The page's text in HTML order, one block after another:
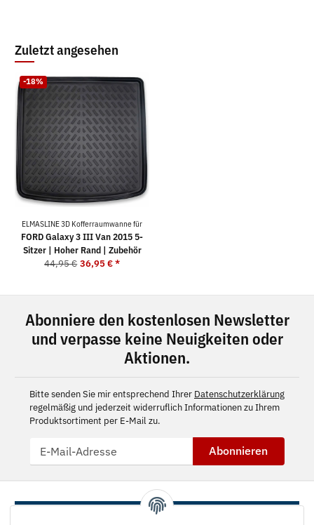
Zuletzt angesehen
-18%
ELMASLINE 3D Kofferraumwanne für
FORD Galaxy 3 III Van 2015 5-
Sitzer | Hoher Rand | Zubehör
44,95 € 36,95 €*
Abonniere den kostenlosen Newsletter
und verpasse keine Neuigkeiten oder
Aktionen.
Bitte senden Sie mir entsprechend Ihrer Datenschutzerklärung
regelmäßig und jederzeit widerruflich Informationen zu Ihrem
Produktsortiment per E-Mail zu.
Abonnieren